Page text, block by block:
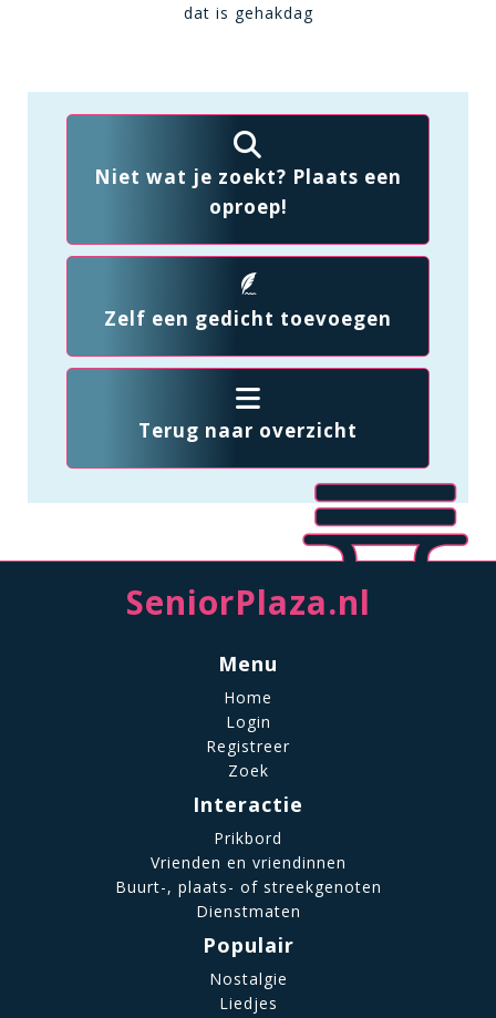
dat is gehakdag
Niet wat je zoekt? Plaats een
oproep!
Zelf een gedicht toevoegen
Terug naar overzicht
SeniorPlaza.nl
Menu
Home
Login
Registreer
Zoek
Interactie
Prikbord
Vrienden en vriendinnen
Buurt-, plaats- of streekgenoten
Dienstmaten
Populair
Nostalgie
Liedjes